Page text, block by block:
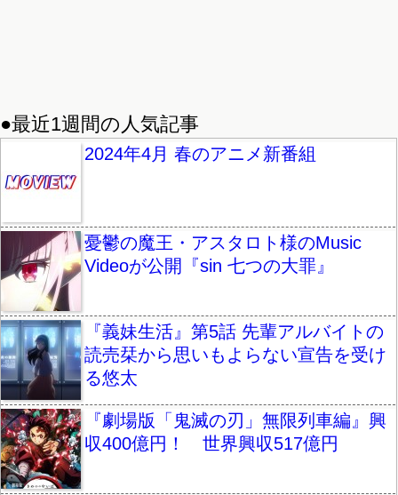
●最近1週間の人気記事
2024年4月 春のアニメ新番組
憂鬱の魔王・アスタロト様のMusic
Videoが公開『sin 七つの大罪』
『義妹生活』第5話 先輩アルバイトの
読売栞から思いもよらない宣告を受け
る悠太
『劇場版「鬼滅の刃」無限列車編』興
収400億円！ 世界興収517億円